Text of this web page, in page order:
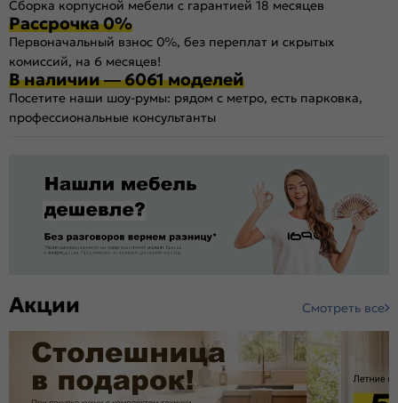
Сборка корпусной мебели с гарантией 18 месяцев
Рассрочка 0%
Первоначальный взнос 0%, без переплат и скрытых
комиссий, на 6 месяцев!
В наличии — 6061 моделей
Посетите наши шоу-румы: рядом с метро, есть парковка,
профессиональные консультанты
Акции Смотреть все